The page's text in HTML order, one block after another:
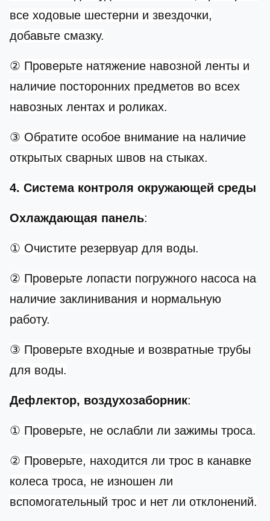
все ходовые шестерни и звездочки,
добавьте смазку.
② Проверьте натяжение навозной ленты и
наличие посторонних предметов во всех
навозных лентах и роликах.
③ Обратите особое внимание на наличие
открытых сварных швов на стыках.
4. Система контроля окружающей среды
Охлаждающая панель:
① Очистите резервуар для воды.
② Проверьте лопасти погружного насоса на
наличие заклинивания и нормальную
работу.
③ Проверьте входные и возвратные трубы
для воды.
Дефлектор, воздухозаборник:
① Проверьте, не ослабли ли зажимы троса.
② Проверьте, находится ли трос в канавке
колеса троса, не изношен ли
вспомогательный трос и нет ли отклонений.